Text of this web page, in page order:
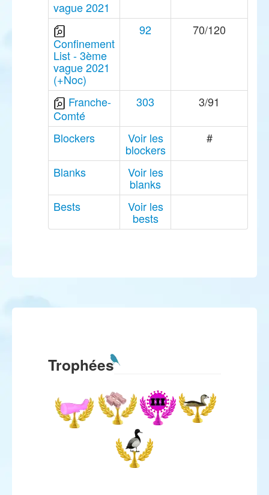
vague 2021
Confinement
List - 3ème
vague 2021
(+Noc)
92 70/120
Franche-
Comté
303 3/91
Blockers Voir les
blockers
#
Blanks Voir les
blanks
Bests
Voir les
bests
Trophées